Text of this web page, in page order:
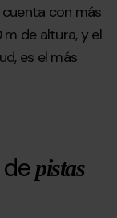
con más
de altura, y el
es el más
pistas